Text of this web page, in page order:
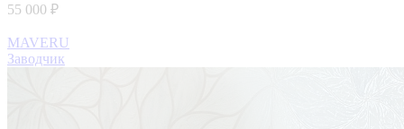
55 000 ₽
MAVERU
Заводчик